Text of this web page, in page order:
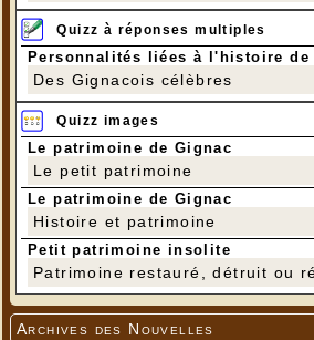
Quizz à réponses multiples
Personnalités liées à l'histoire de
Des Gignacois célèbres
Quizz images
Le patrimoine de Gignac
Le petit patrimoine
Le patrimoine de Gignac
Histoire et patrimoine
Petit patrimoine insolite
Patrimoine restauré, détruit ou
Archives des Nouvelles